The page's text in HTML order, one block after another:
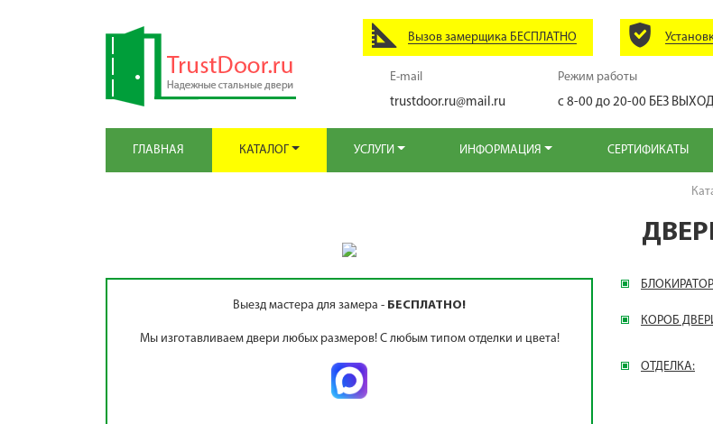
Вызов замерщика БЕСПЛАТНО
E-mail
trustdoor.ru@mail.ru
Режим работы
с 8-00 до 20-00 БЕЗ
ГЛАВНАЯ КАТАЛОГ УСЛУГИ ИНФОРМАЦИЯ СЕРТИФИКАТЫ
Выезд мастера для замера - БЕСПЛАТНО!
Мы изготавливаем двери любых размеров! С любым типом отделки и цвета!
КОРОБ
ОТДЕЛКА: